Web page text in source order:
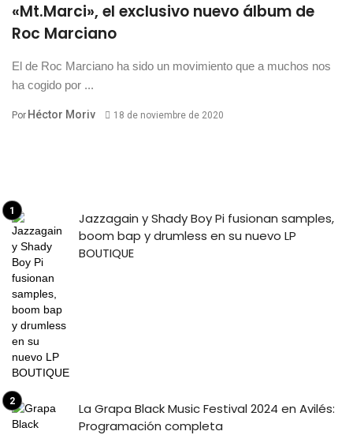
«Mt.Marci», el exclusivo nuevo álbum de
Roc Marciano
El de Roc Marciano ha sido un movimiento que a muchos nos
ha cogido por ...
Por Héctor Moriv 18 de noviembre de 2020
Jazzagain y Shady Boy Pi fusionan samples,
boom bap y drumless en su nuevo LP
BOUTIQUE
La Grapa Black Music Festival 2024 en Avilés:
Programación completa